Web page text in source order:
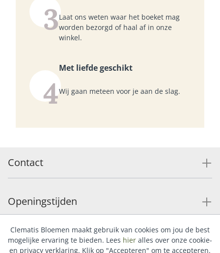
3Laat ons weten waar het boeket mag
worden bezorgd of haal af in onze
winkel.
4
Met liefde geschikt
Wij gaan meteen voor je aan de slag.
Contact
Openingstijden
Service
Clematis Bloemen maakt gebruik van cookies om jou de best
mogelijke ervaring te bieden. Lees hier alles over onze cookie-
en privacy verklaring. Klik op "Accepteren" om te accepteren.